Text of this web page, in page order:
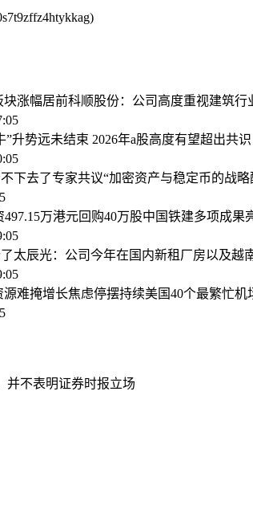
块涨幅居前科顺股份：公司高度重视建筑
”升势远未结束 2026年a股高度有望超出共
下去了专家共议“加密资产与稳定币的战
万港元回购40万股中国铁建多项成果
太辰光：公司今年在国内新租厂房以及越
源难掩增长焦虑停摆持续美国40个最繁忙
并不表明证券时报立场